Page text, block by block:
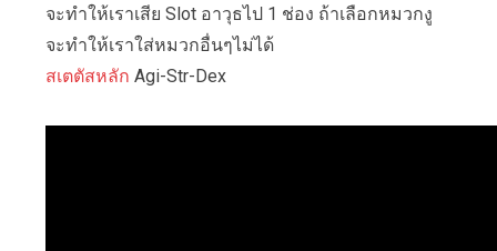
จะทำให้เราเสีย Slot อาวุธไป 1 ช่อง ถ้าเลือกหมวกงู
จะทำให้เราใส่หมวกอื่นๆไม่ได้
สเตตัสหลัก Agi-Str-Dex